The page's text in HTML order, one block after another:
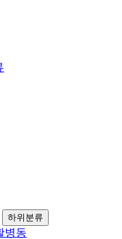
하위분류
병동